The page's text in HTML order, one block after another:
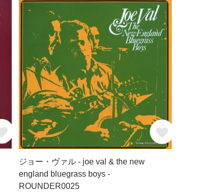
ジョー・ヴァル - joe val & the new
england bluegrass boys -
ROUNDER0025